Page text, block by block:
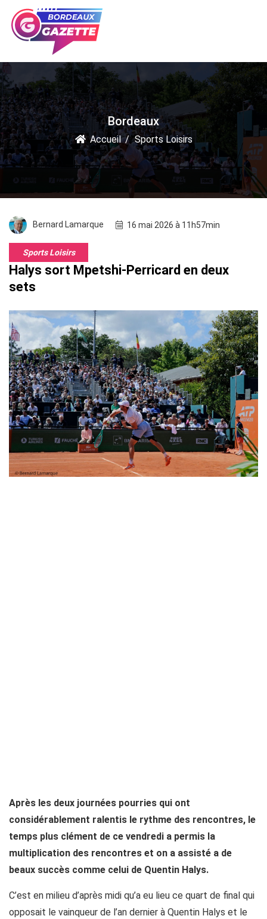
Bordeaux
Accueil Sports Loisirs
Bernard Lamarque 16 mai 2026 à 11h57min
Sports Loisirs
Halys sort Mpetshi-Perricard en deux
sets
Après les deux journées pourries qui ont
considérablement ralentis le rythme des rencontres, le
temps plus clément de ce vendredi a permis la
multiplication des rencontres et on a assisté a de
beaux succès comme celui de Quentin Halys.
C’est en milieu d’après midi qu’a eu lieu ce quart de final qui
opposait le vainqueur de l’an dernier à Quentin Halys et le